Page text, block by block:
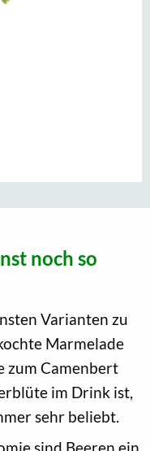
noch so
Varianten zu
Marmelade
zum Camenbert
im Drink ist,
sehr beliebt.
sind Beeren ein